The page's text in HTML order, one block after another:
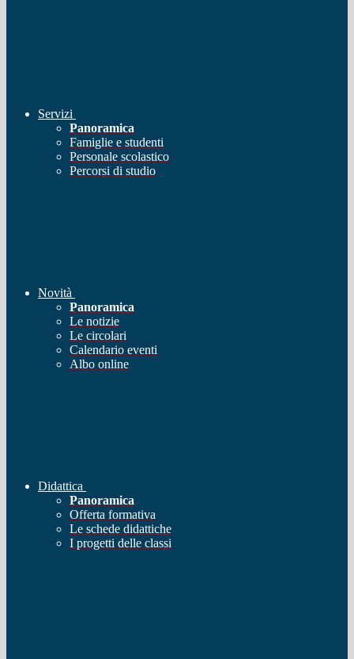
Servizi
Panoramica
Famiglie e studenti
Personale scolastico
Percorsi di studio
Novità
Panoramica
Le notizie
Le circolari
Calendario eventi
Albo online
Didattica
Panoramica
Offerta formativa
Le schede didattiche
I progetti delle classi